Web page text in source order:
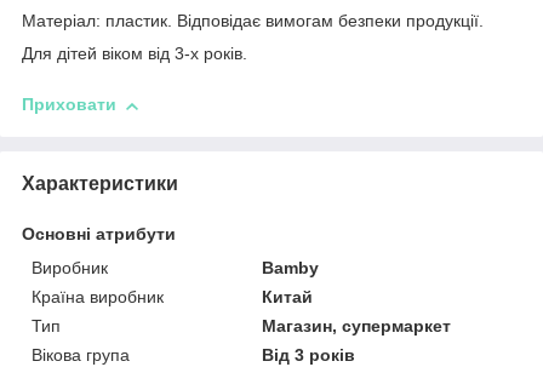
Матеріал: пластик. Відповідає вимогам безпеки продукції.
Для дітей віком від 3-х років.
Приховати
Характеристики
Основні атрибути
Виробник
Bamby
Країна виробник
Китай
Тип
Магазин, супермаркет
Вікова група
Від 3 років